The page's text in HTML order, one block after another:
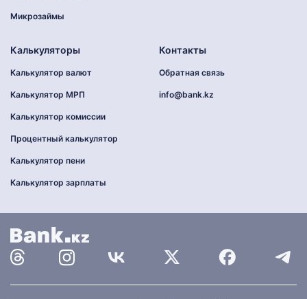
Микрозаймы
Калькуляторы
Калькулятор валют
Калькулятор МРП
Калькулятор комиссии
Процентный калькулятор
Калькулятор пени
Калькулятор зарплаты
Контакты
Обратная связь
info@bank.kz